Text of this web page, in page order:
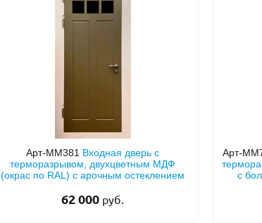
Арт-ММ381 Входная дверь с
терморазрывом, двухцветным МДФ
(окрас по RAL) с арочным остеклением
62 000 руб.
Арт-
с